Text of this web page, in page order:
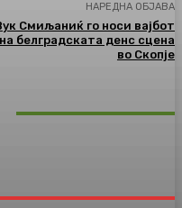
НАРЕДНА ОБЈАВА
Смиљаниќ го носи вајбот
на белградската денс сцена
во Скопје